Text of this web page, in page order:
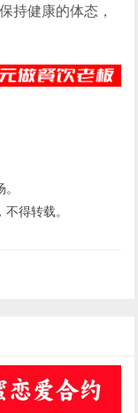
持健康的体态，
得转载。